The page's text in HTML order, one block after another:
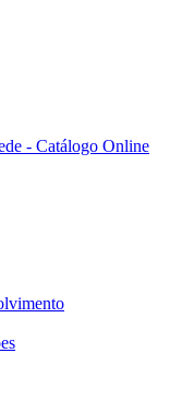
- Catálogo Online